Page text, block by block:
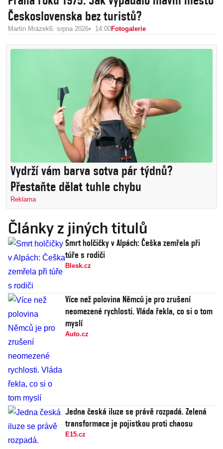
Československa bez turistů?
Martin Mrázek6. srpna 2026 14:00Fotogalerie
Vydrží vám barva sotva pár týdnů?
Přestaňte dělat tuhle chybu
Reklama
Články z jiných titulů
Smrt holčičky v Alpách: Češka zemřela při
túře s rodiči
Blesk.cz
Více než polovina Němců je pro zrušení
neomezené rychlosti. Vláda řekla, co si o tom
myslí
Auto.cz
Jedna česká iluze se právě rozpadá. Zelená
transformace je pojistkou proti chaosu
E15.cz